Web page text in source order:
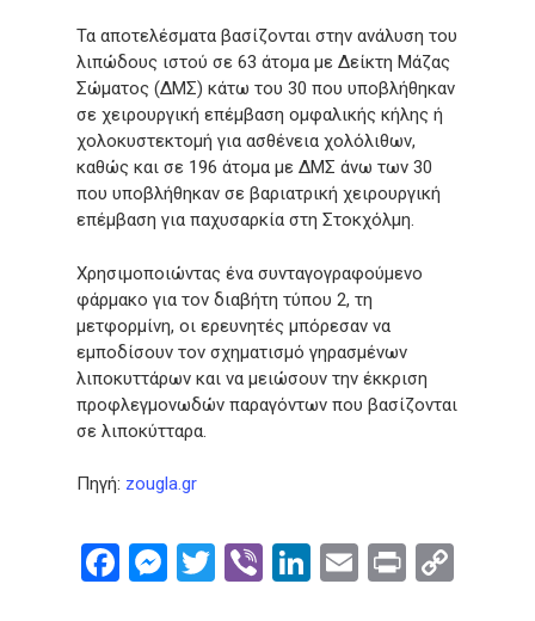
Τα αποτελέσματα βασίζονται στην ανάλυση του
λιπώδους ιστού σε 63 άτομα με Δείκτη Μάζας
Σώματος (ΔΜΣ) κάτω του 30 που υποβλήθηκαν
σε χειρουργική επέμβαση ομφαλικής κήλης ή
χολοκυστεκτομή για ασθένεια χολόλιθων,
καθώς και σε 196 άτομα με ΔΜΣ άνω των 30
που υποβλήθηκαν σε βαριατρική χειρουργική
επέμβαση για παχυσαρκία στη Στοκχόλμη.
Χρησιμοποιώντας ένα συνταγογραφούμενο
φάρμακο για τον διαβήτη τύπου 2, τη
μετφορμίνη, οι ερευνητές μπόρεσαν να
εμποδίσουν τον σχηματισμό γηρασμένων
λιποκυττάρων και να μειώσουν την έκκριση
προφλεγμονωδών παραγόντων που βασίζονται
σε λιποκύτταρα.
Πηγή: zougla.gr
Facebook
Messenger
Twitter
ViberLinkedIn
Email
Print